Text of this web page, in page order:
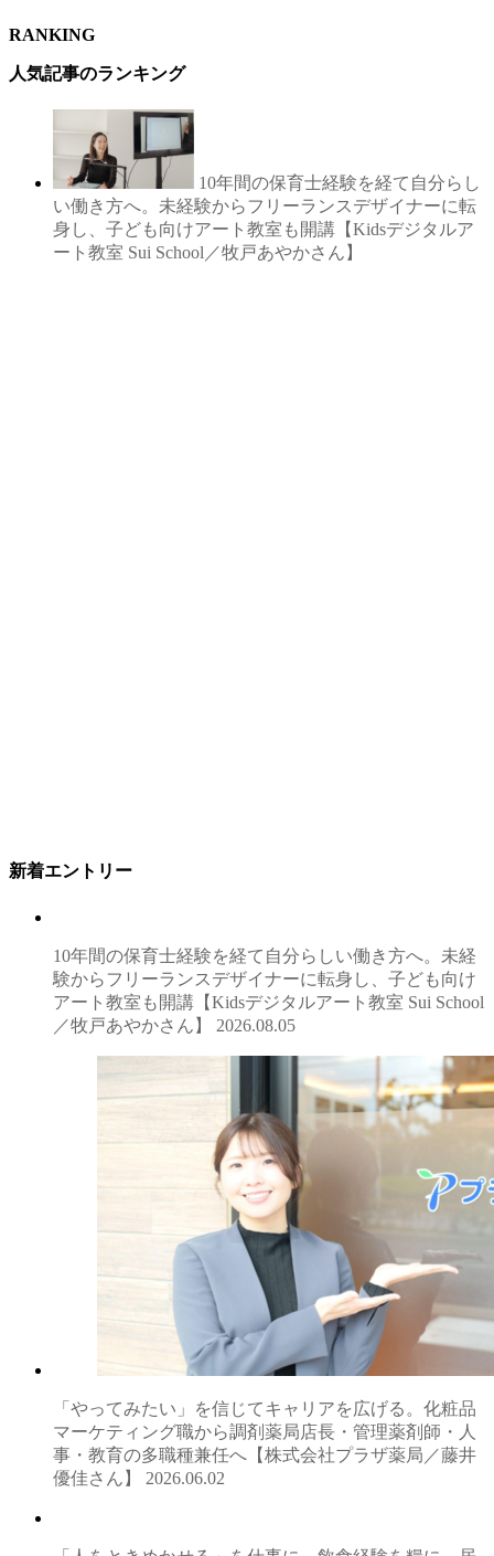
RANKING
人気記事のランキング
10年間の保育士経験を経て自分らし
い働き方へ。未経験からフリーランスデザイナーに転
身し、子ども向けアート教室も開講【Kidsデジタルア
ート教室 Sui School／牧戸あやかさん】
新着エントリー
10年間の保育士経験を経て自分らしい働き方へ。未経
験からフリーランスデザイナーに転身し、子ども向け
アート教室も開講【Kidsデジタルアート教室 Sui School
／牧戸あやかさん】 2026.08.05
「やってみたい」を信じてキャリアを広げる。化粧品
マーケティング職から調剤薬局店長・管理薬剤師・人
事・教育の多職種兼任へ【株式会社プラザ薬局／藤井
優佳さん】 2026.06.02